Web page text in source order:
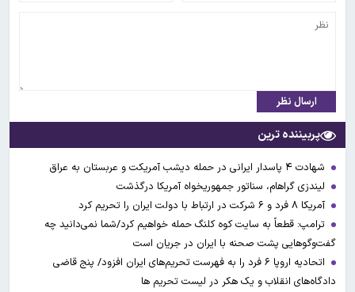
ارسال نظر
پربیننده ترین
شهادت ۴ پاسدار ایرانی در حمله دیشب آمریکت و عربستان به عراق
لیندزی گراهام، سناتور جمهوریخواه آمریکا درگذشت
آمریکا ۸ فرد و ۶ شرکت در ارتباط با دولت ایران را تحریم کرد
ترامپ: قطعاً به سایت کوه کلنگ حمله خواهیم کرد/شما نمی‌دانید چه
گفت‌وگوهایی پشت صحنه با ایران در جریان است
اتحادیه اروپا ۶ فرد را به فهرست تحریم‌های ایران افزود/ پنج قاضی
دادگاه‌های انقلاب و یک هکر در لیست تحریم ها